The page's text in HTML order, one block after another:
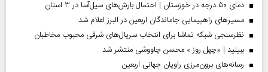
دمای ۵۰ درجه در خوزستان | احتمال بارش‌های سیل‌آسا در ۳ استان
مسیر‌های راهپیمایی جاماندگان اربعین در البرز اعلام شد
نظرسنجی شبکه تماشا برای انتخاب سریال‌های شرقی محبوب مخاطبان
ببینید | «چهل روز » محسن چاووشی منتشر شد
رسانه‌های برون‌مرزی راویان جهانی اربعین